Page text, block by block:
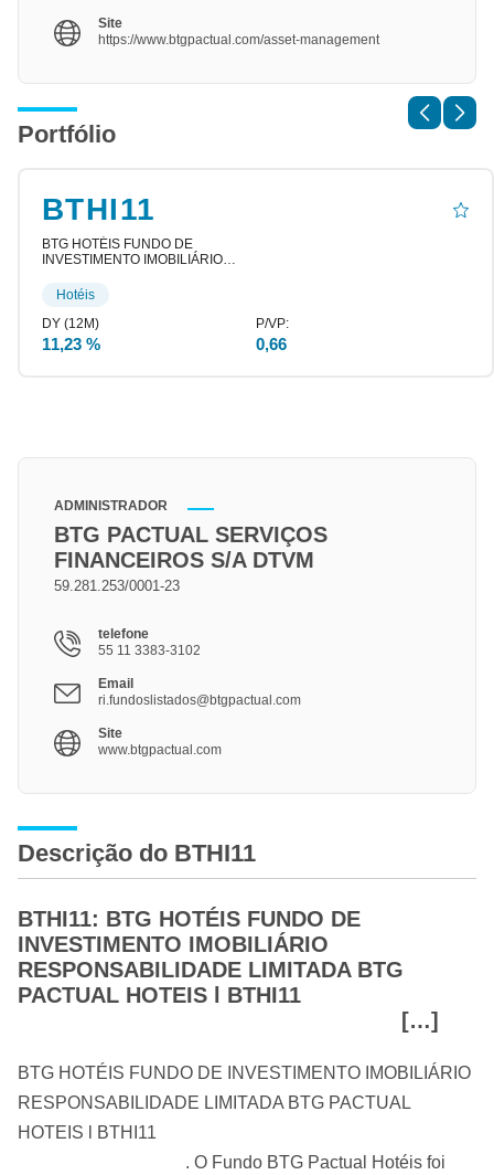
Site
https://www.btgpactual.com/asset-management
Portfólio
BTHI11
BTG HOTÉIS FUNDO DE
INVESTIMENTO IMOBILIÁRIO
BTG PACTUAL HOTEIS L BTHI11
[…]
11,23 % 0,66
Hotéis
ADMINISTRADOR
BTG PACTUAL SERVIÇOS
FINANCEIROS S/A DTVM
59.281.253/0001-23
telefone
55 11 3383-3102
Email
ri.fundoslistados@btgpactual.com
Site
www.btgpactual.com
Descrição do BTHI11
BTHI11: BTG HOTÉIS FUNDO DE
INVESTIMENTO IMOBILIÁRIO
RESPONSABILIDADE LIMITADA BTG
PACTUAL HOTEIS l BTHI11
[…]
BTG HOTÉIS FUNDO DE INVESTIMENTO IMOBILIÁRIO
RESPONSABILIDADE LIMITADA BTG PACTUAL
HOTEIS l BTHI11
. O Fundo BTG Pactual Hotéis foi